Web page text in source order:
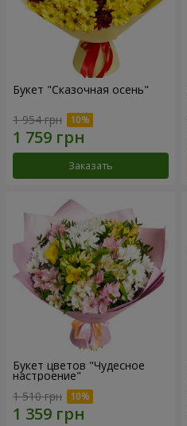
Букет "Сказочная осень"
1 954 грн
Заказать
Букет цветов "Чудесное
настроение"
1 510 грн